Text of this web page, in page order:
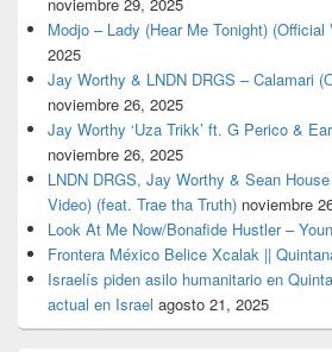
Modjo – Lady (Hear Me Tonight) (Official
2025
Jay Worthy & LNDN DRGS – Calamari
noviembre 26, 2025
Jay Worthy ‘Uza Trikk’ ft. G Perico &
noviembre 26, 2025
LNDN DRGS, Jay Worthy & Sean
Video) (feat. Trae tha Truth) noviembre
Look At Me Now/Bonafide Hustler –
Frontera México Belice Xcalak ||
Israelís piden asilo humanitario en
actual en Israel agosto 21, 2025